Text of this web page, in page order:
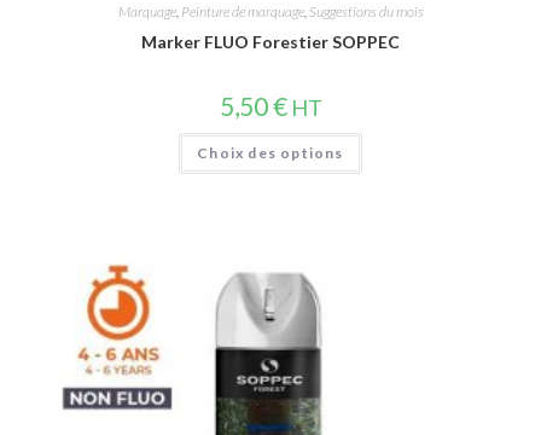
Marquage, Peinture de marquage, Suggestions du mois
Marker FLUO Forestier SOPPEC
5,50€HT
Choix des options